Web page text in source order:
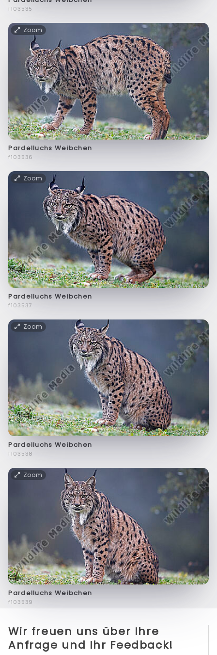
f103535
Zoom
Pardelluchs Weibchen
f103536
Zoom
Pardelluchs Weibchen
f103537
Zoom
Pardelluchs Weibchen
f103538
Zoom
Pardelluchs Weibchen
f103539
Wir freuen uns über Ihre
Anfrage und Ihr Feedback!